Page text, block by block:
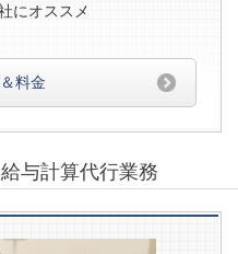
にオススメ
料金
与計算代行業務